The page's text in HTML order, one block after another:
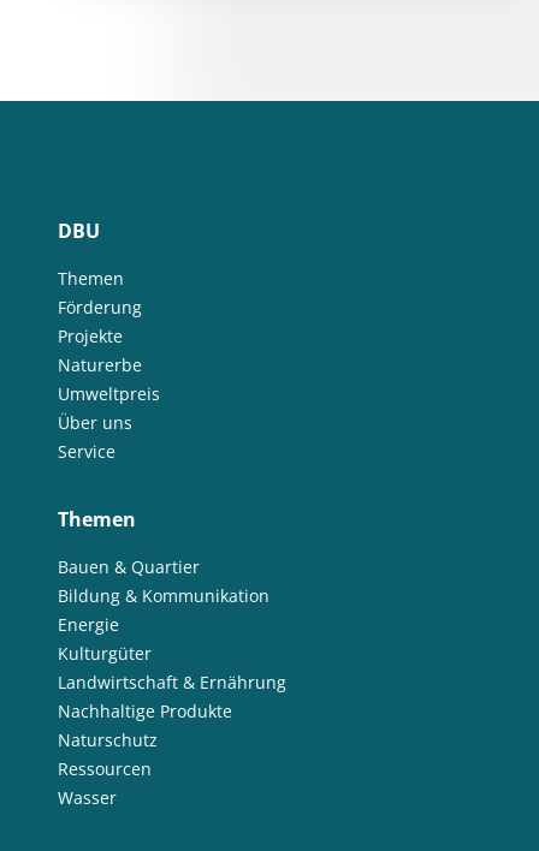
DBU
Themen
Förderung
Projekte
Naturerbe
Umweltpreis
Über uns
Service
Themen
Bauen & Quartier
Bildung & Kommunikation
Energie
Kulturgüter
Landwirtschaft & Ernährung
Nachhaltige Produkte
Naturschutz
Ressourcen
Wasser